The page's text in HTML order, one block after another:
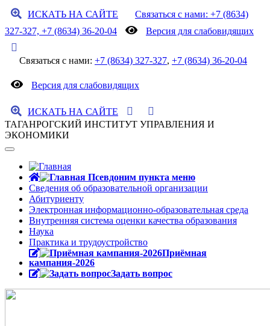
ИСКАТЬ НА САЙТЕ
Связаться с нами: +7 (8634)
327-327, +7 (8634) 36-20-04
Версия для слабовидящих
Связаться с нами: +7 (8634) 327-327, +7 (8634) 36-20-04
Версия для слабовидящих
ИСКАТЬ НА САЙТЕ
ТАГАНРОГСКИЙ ИНСТИТУТ УПРАВЛЕНИЯ И
ЭКОНОМИКИ
Сведения об образовательной организации
Абитуриенту
Электронная информационно-образовательная среда
Внутренняя система оценки качества образования
Наука
Практика и трудоустройство
Приёмная
кампания-2026
Задать вопрос